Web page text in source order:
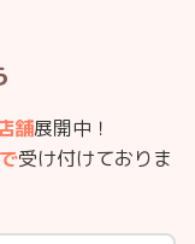
舗展開中！
受け付けておりま